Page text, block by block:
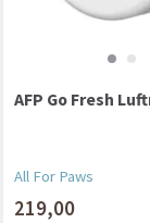
AFP Go Fresh
All For Paws
219,00